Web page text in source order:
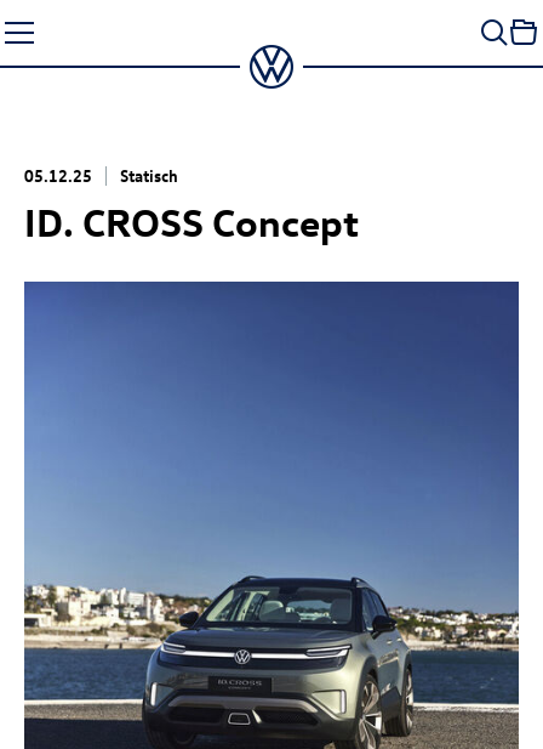
Seiteninhalt
springen
05.12.25 Statisch
ID. CROSS Concept